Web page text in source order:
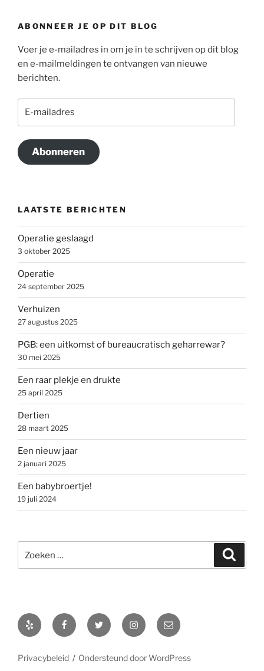
ABONNEER JE OP DIT BLOG
Voer je e-mailadres in om je in te schrijven op dit blog
en e-mailmeldingen te ontvangen van nieuwe
berichten.
Abonneren
LAATSTE BERICHTEN
Operatie geslaagd
3 oktober 2025
Operatie
24 september 2025
Verhuizen
27 augustus 2025
PGB: een uitkomst of bureaucratisch geharrewar?
30 mei 2025
Een raar plekje en drukte
25 april 2025
Dertien
28 maart 2025
Een nieuw jaar
2 januari 2025
Een babybroertje!
19 juli 2024
naar:
Yelp FacebookTwitter Instagram
E-
mail
Privacybeleid Ondersteund door WordPress